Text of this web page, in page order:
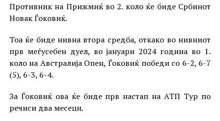
Противник на Прижмиќ во 2. коло ќе биде Србинот
Новак Ѓоковиќ.
Тоа ќе биде нивна втора средба, откако во нивниот
прв меѓусебен дуел, во јануари 2024 година во 1.
коло на Австралија Опен, Ѓоковиќ победи со 6-2, 6-7
(5), 6-3, 6-4.
За Ѓоковиќ ова ќе биде прв настап на АТП Тур по
речиси два месеци.